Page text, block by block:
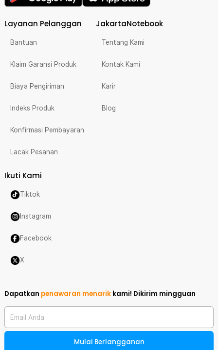
Layanan Pelanggan
Bantuan
Klaim Garansi Produk
Biaya Pengiriman
Indeks Produk
Konfirmasi Pembayaran
Lacak Pesanan
JakartaNotebook
Tentang Kami
Kontak Kami
Karir
Blog
Ikuti Kami
Tiktok
Instagram
Facebook
X
Dapatkan penawaran menarik kami! Dikirim mingguan
Email Anda
Mulai Berlangganan